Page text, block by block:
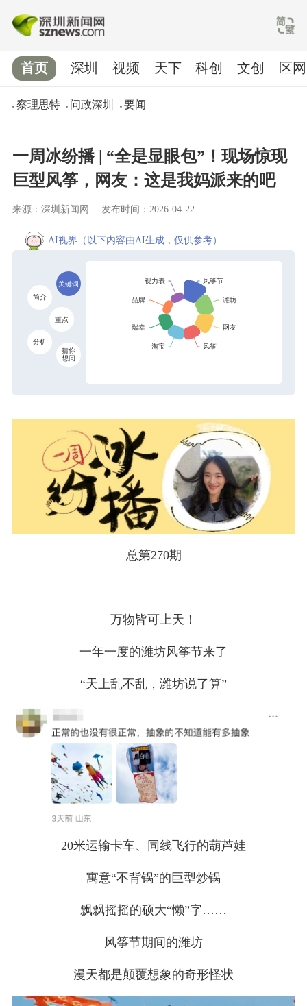
首页
察理思特 问政深圳 要闻
深圳 视频 天下 科创 文创 区网
一周冰纷播 | “全是显眼包”！现场惊现
巨型风筝，网友：这是我妈派来的吧
来源：深圳新闻网 发布时间：2026-04-22
AI视界 （以下内容由AI生成，仅供参考）
关键词
简介
重点
分析
猜你
想问
总第270期
万物皆可上天！
一年一度的潍坊风筝节来了
“天上乱不乱，潍坊说了算”
20米运输卡车、同线飞行的葫芦娃
寓意“不背锅”的巨型炒锅
飘飘摇摇的硕大“懒”字……
风筝节期间的潍坊
漫天都是颠覆想象的奇形怪状